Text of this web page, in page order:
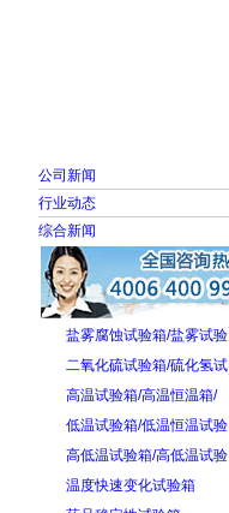
公司新闻
行业动态
综合新闻
盐雾腐蚀试验箱/盐雾试验
二氧化硫试验箱/硫化氢试
高温试验箱/高温恒温箱/
低温试验箱/低温恒温试验
高低温试验箱/高低温试验
温度快速变化试验箱